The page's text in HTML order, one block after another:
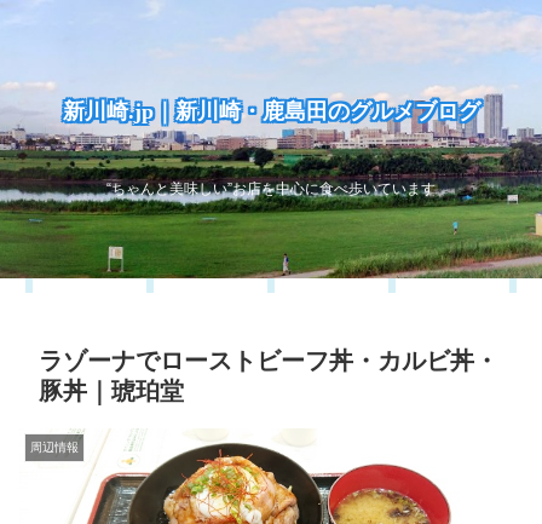
新川崎.jp｜新川崎・鹿島田のグルメブログ
“ちゃんと美味しい”お店を中心に食べ歩いています
ラゾーナでローストビーフ丼・カルビ丼・
豚丼｜琥珀堂
周辺情報